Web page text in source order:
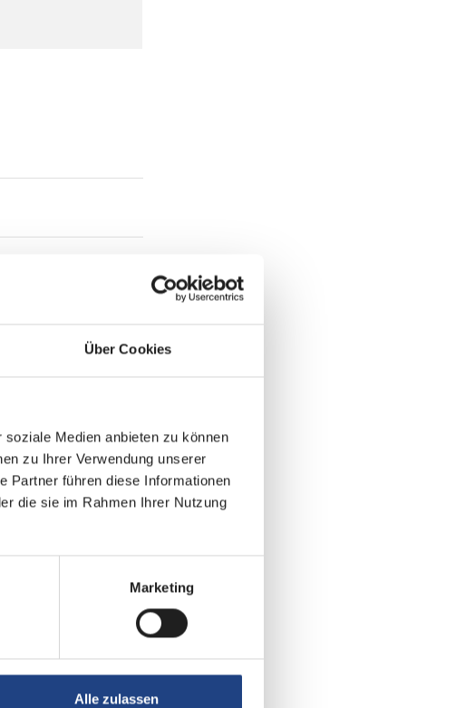
Über Cookies
Medien anbieten zu können
zu Ihrer Verwendung unserer
Partner führen diese Informationen
die sie im Rahmen Ihrer Nutzung
Marketing
Alle zulassen